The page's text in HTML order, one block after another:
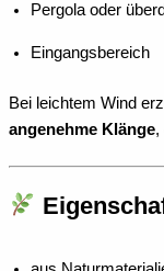
Pergola oder
Eingangsbereich
Bei leichtem Wind
angenehme Klänge,